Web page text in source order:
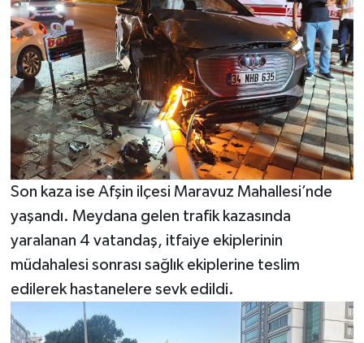
Son kaza ise Afşin ilçesi Maravuz Mahallesi’nde
yaşandı. Meydana gelen trafik kazasında
yaralanan 4 vatandaş, itfaiye ekiplerinin
müdahalesi sonrası sağlık ekiplerine teslim
edilerek hastanelere sevk edildi.